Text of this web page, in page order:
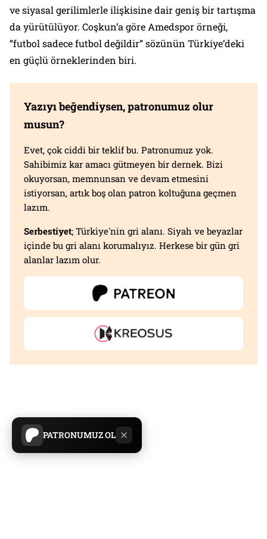
PATRONUMUZ OL
ve siyasal gerilimlerle ilişkisine dair geniş bir tartışma
da yürütülüyor. Coşkun’a göre Amedspor örneği,
“futbol sadece futbol değildir” sözünün Türkiye’deki
en güçlü örneklerinden biri.
Yazıyı beğendiysen, patronumuz olur
musun?
Evet, çok ciddi bir teklif bu. Patronumuz yok.
Sahibimiz kar amacı gütmeyen bir dernek. Bizi
okuyorsan, memnunsan ve devam etmesini
istiyorsan, artık boş olan patron koltuğuna geçmen
lazım.
Serbestiyet; Türkiye'nin gri alanı. Siyah ve beyazlar
içinde bu gri alanı korumalıyız. Herkese bir gün gri
alanlar lazım olur.